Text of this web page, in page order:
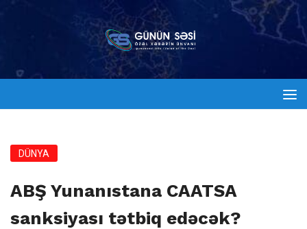
DÜNYA
ABŞ Yunanıstana CAATSA
sanksiyası tətbiq edəcək?